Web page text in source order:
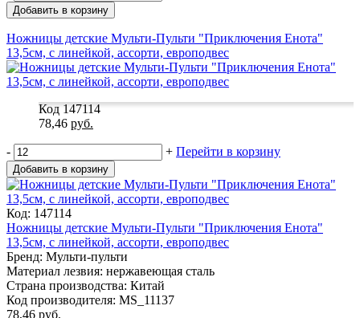
Добавить в корзину
Ножницы детские Мульти-Пульти "Приключения Енота"
13,5см, с линейкой, ассорти, европодвес
Код 147114
78,46 руб.
- + Перейти в корзину
Добавить в корзину
Код: 147114
Ножницы детские Мульти-Пульти "Приключения Енота"
13,5см, с линейкой, ассорти, европодвес
Бренд: Мульти-пульти
Материал лезвия: нержавеющая сталь
Страна производства: Китай
Код производителя: MS_11137
78,46 руб.